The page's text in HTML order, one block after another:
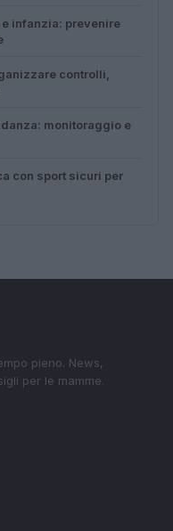
infanzia: prevenire
controlli,
monitoraggio e
con sport sicuri per
pieno. News,
per le mamme.